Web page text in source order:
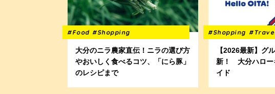
#Food #Shopping
大分のニラ農家直伝！ニラの選び方
やおいしく食べるコツ、「にら豚」
のレシピまで
#Shopping
【2026最新】グ
新！ 大分ハロー
イド